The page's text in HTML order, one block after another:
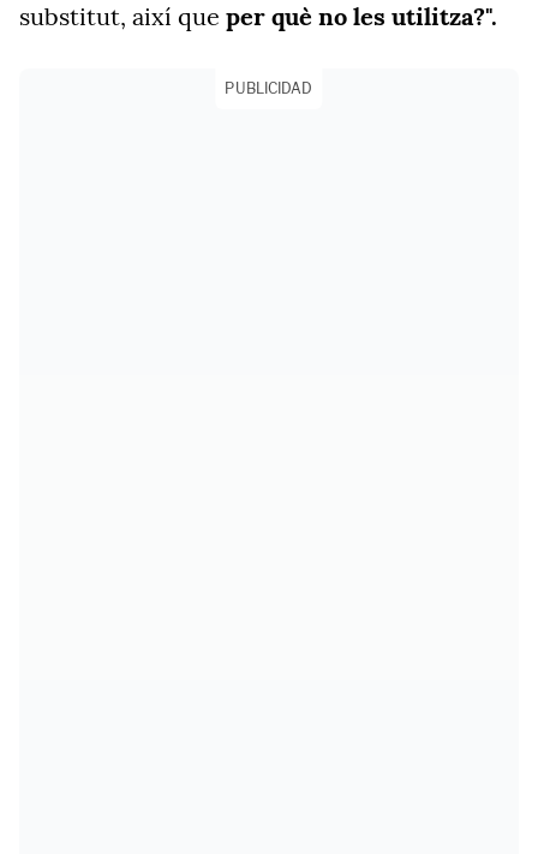
substitut, així que per què no les utilitza?".
PUBLICIDAD